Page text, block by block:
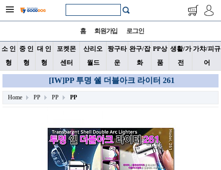
홈 회원가입 로그인
소 인
형
중 인
형
대 인
형
포켓몬
센터
산리오
월드
짱구타
운
완구/잡
화
PP상
품
생활/가
전
가챠/피규
어
[IW]PP 투명 쉘 더블아크 라이터 261
Home PP PP PP